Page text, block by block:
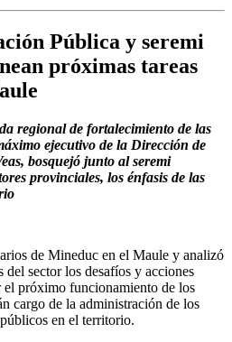
Pública y seremi
próximas tareas
regional de fortalecimiento de las
ejecutivo de la Dirección de
bosquejó junto al seremi
provinciales, los énfasis de las
de Mineduc en el Maule y analizó
del sector los desafíos y acciones
el próximo funcionamiento de los
cargo de la administración de los
en el territorio.